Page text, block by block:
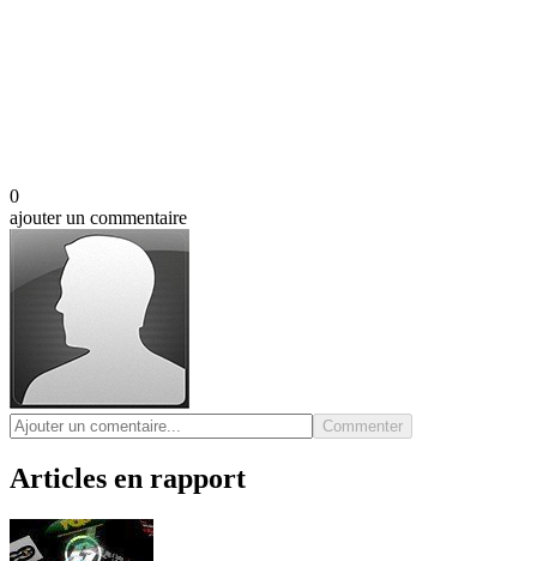
0
ajouter un commentaire
Commenter
Articles en rapport